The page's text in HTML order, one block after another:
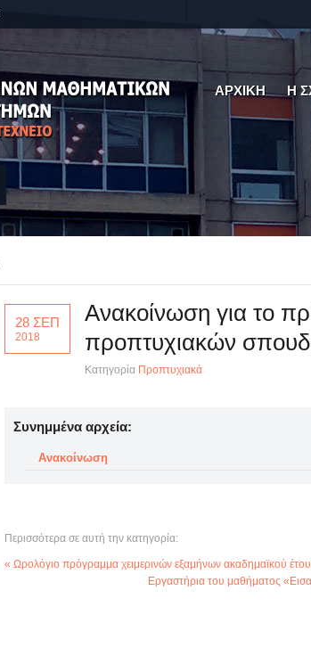
ΑΡΧΙΚΗ Η
28 ΣΕΠ
2018
Ανακοίνωση για το
προπτυχιακών
Κατηγορία Προπτυχιακά
Συνημμένα αρχεία:
Ανακοίνωση
Περισσότερα σε αυτή την κατηγορία:
« Ωρολόγιο πρόγραμμα χειμερινών εξαμήνων ακαδημαϊκού
Εργαστήρια του μαθήματος